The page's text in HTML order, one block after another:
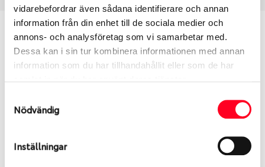
vidarebefordrar även sådana identifierare och annan
information från din enhet till de sociala medier och
annons- och analysföretag som vi samarbetar med.
Dessa kan i sin tur kombinera informationen med annan
information som du har tillhandahållit eller som de har
Nödvändig
Inställningar
Passar denna fälg min bil?
Ange registreringsnummer för att se om den fälg
Ibland kan fälgen ha bytts ut under årens lopp och
inte vara samma dimension som bilen hade ut från